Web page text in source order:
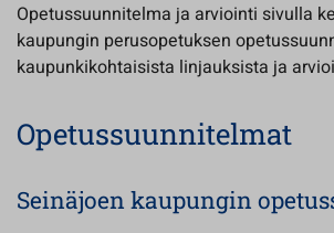
Opetussuunnitelma ja arviointi sivulla
kaupungin perusopetuksen
kaupunkikohtaisista linjauksista ja
Opetussuunnitelmat
Seinäjoen kaupungin